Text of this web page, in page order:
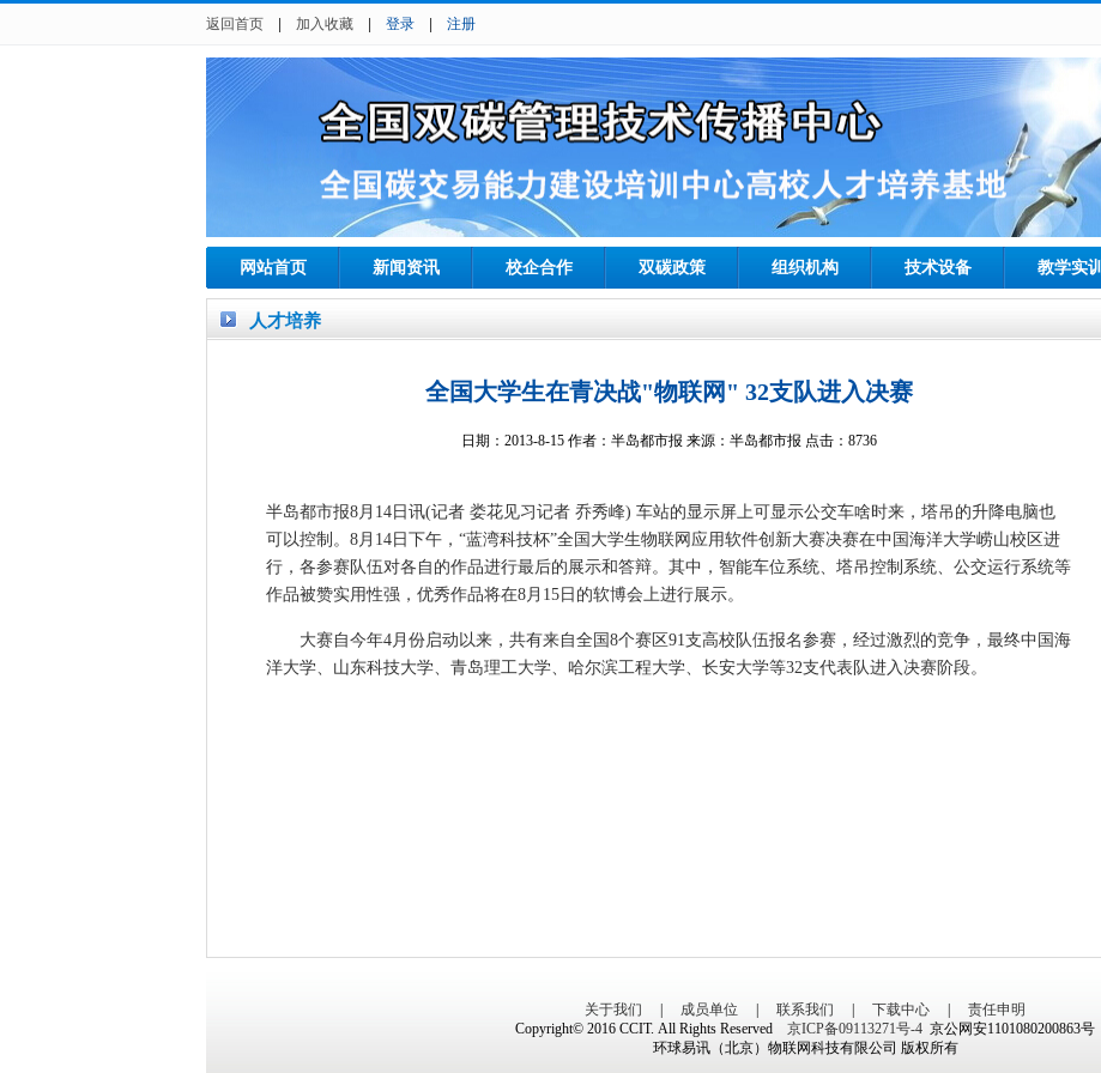
返回首页 加入收藏 登录 注册
网站首页 新闻资讯 校企合作 双碳政策 组织机构 技术设备 教学实训
人才培养
全国大学生在青决战"物联网" 32支队进入决赛
日期：2013-8-15 作者：半岛都市报 来源：半岛都市报 点击：8736
半岛都市报8月14日讯(记者 娄花见习记者 乔秀峰) 车站的显示屏上可显示公交车啥时来，塔吊的升降电脑也
可以控制。8月14日下午，“蓝湾科技杯”全国大学生物联网应用软件创新大赛决赛在中国海洋大学崂山校区进
行，各参赛队伍对各自的作品进行最后的展示和答辩。其中，智能车位系统、塔吊控制系统、公交运行系统等
作品被赞实用性强，优秀作品将在8月15日的软博会上进行展示。
大赛自今年4月份启动以来，共有来自全国8个赛区91支高校队伍报名参赛，经过激烈的竞争，最终中国海
洋大学、山东科技大学、青岛理工大学、哈尔滨工程大学、长安大学等32支代表队进入决赛阶段。
关于我们 成员单位 联系我们 下载中心
责任申明
Copyright© 2016 CCIT. All Rights Reserved 京ICP备09113271号-4 京公网安1101080200863号
环球易讯（北京）物联网科技有限公司 版权所有